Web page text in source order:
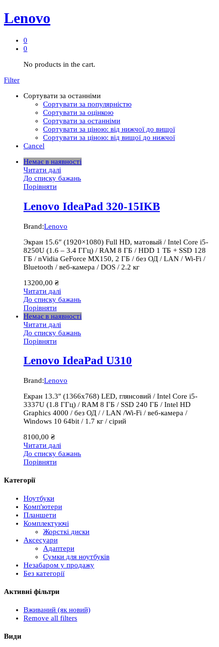
Lenovo
0
0
No products in the cart.
Filter
Сортувати за останніми
Сортувати за популярністю
Сортувати за оцінкою
Сортувати за останніми
Сортувати за ціною: від нижчої до вищої
Сортувати за ціною: від вищої до нижчої
Cancel
Немає в наявності
Читати далі
До списку бажань
Порівняти
Lenovo IdeaPad 320-15IKB
Brand:Lenovo
Экран 15.6″ (1920×1080) Full HD, матовый / Intel Core i5-
8250U (1.6 – 3.4 ГГц) / RAM 8 ГБ / HDD 1 ТБ + SSD 128
ГБ / nVidia GeForce MX150, 2 ГБ / без ОД / LAN / Wi-Fi /
Bluetooth / веб-камера / DOS / 2.2 кг
13200,00 ₴
Читати далі
До списку бажань
Порівняти
Немає в наявності
Читати далі
До списку бажань
Порівняти
Lenovo IdeaPad U310
Brand:Lenovo
Екран 13.3″ (1366х768) LED, глянсовий / Intel Core i5-
3337U (1.8 ГГц) / RAM 8 ГБ / SSD 240 ГБ / Intel HD
Graphics 4000 / без ОД / / LAN /Wi-Fi / веб-камера /
Windows 10 64bit / 1.7 кг / сірий
8100,00 ₴
Читати далі
До списку бажань
Порівняти
Категорії
Ноутбуки
Комп'ютери
Планшети
Комплектуючі
Жорсткі диски
Аксесуари
Адаптери
Сумки для ноутбуків
Незабаром у продажу
Без категорії
Активні фільтри
Вживаний (як новий)
Remove all filters
Види